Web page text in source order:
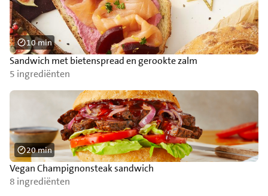
Sandwich met bietenspread en gerookte zalm
5 ingrediënten
10 min
Vegan Champignonsteak sandwich
8 ingrediënten
20 min